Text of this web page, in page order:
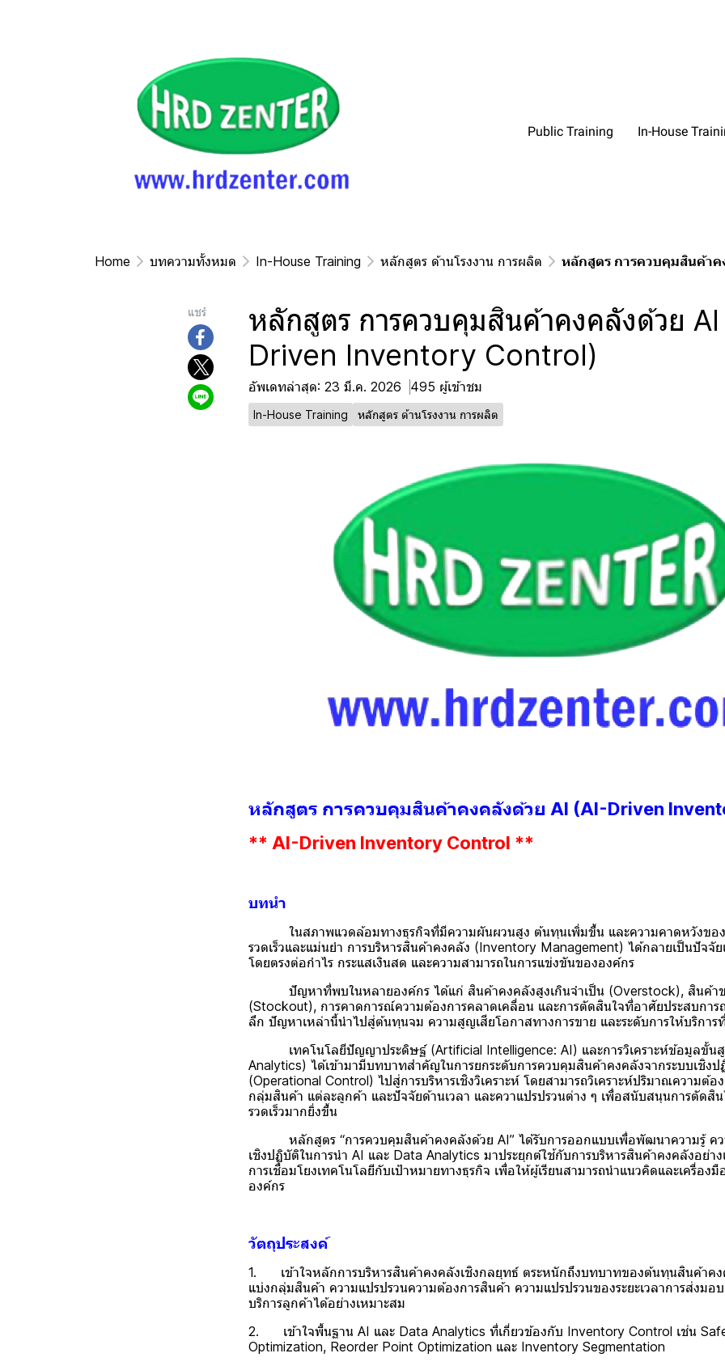
Public Training In-House
Home บทความทั้งหมด In-House Training หลักสูตร ด้านโรงงาน การผลิต หลักสูตร การควบคุมสินค้า
แชร์
หลักสูตร การควบคุมสินค้าคงคลังด้วย
Driven Inventory Control)
อัพเดทล่าสุด: 23 มี.ค. 2026 495 ผู้เข้าชม
In-House Training หลักสูตร ด้านโรงงาน การผลิต
หลักสูตร การควบคุมสินค้าคงคลังด้วย AI (AI-Driven
** AI-Driven Inventory Control **
บทนำ
ในสภาพแวดล้อมทางธุรกิจที่มีความผันผวนสูง ต้นทุนเพิ่มขึ้น และความคาดหวังของ
รวดเร็วและแม่นยำ การบริหารสินค้าคงคลัง (Inventory Management) ได้กลายเป็นปัจจั
โดยตรงต่อกำไร กระแสเงินสด และความสามารถในการแข่งขันขององค์กร
ปัญหาที่พบในหลายองค์กร ได้แก่ สินค้าคงคลังสูงเกินจำเป็น (Overstock), สินค้า
(Stockout), การคาดการณ์ความต้องการคลาดเคลื่อน และการตัดสินใจที่อาศัยประสบกา
ลึก ปัญหาเหล่านี้นำไปสู่ต้นทุนจม ความสูญเสียโอกาสทางการขาย และระดับการให้บริการ
เทคโนโลยีปัญญาประดิษฐ์ (Artificial Intelligence: AI) และการวิเคราะห์ข้อมูลขั้นสู
Analytics) ได้เข้ามามีบทบาทสำคัญในการยกระดับการควบคุมสินค้าคงคลังจากระบบเชิงป
(Operational Control) ไปสู่การบริหารเชิงวิเคราะห์ โดยสามารถวิเคราะห์ปริมาณความต้อ
กลุ่มสินค้า แต่ละลูกค้า และปัจจัยด้านเวลา และควาแปรปรวนต่าง ๆ เพื่อสนับสนุนการตัดสิ
รวดเร็วมากยิ่งขึ้น
หลักสูตร “การควบคุมสินค้าคงคลังด้วย AI” ได้รับการออกแบบเพื่อพัฒนาความรู้ คว
เชิงปฏิบัติในการนำ AI และ Data Analytics มาประยุกต์ใช้กับการบริหารสินค้าคงคลังอย่าง
การเชื่อมโยงเทคโนโลยีกับเป้าหมายทางธุรกิจ เพื่อให้ผู้เรียนสามารถนำแนวคิดและเครื่องมื
องค์กร
วัตถุประสงค์
1. เข้าใจหลักการบริหารสินค้าคงคลังเชิงกลยุทธ์ ตระหนักถึงบทบาทของต้นทุนสินค้าคง
แบ่งกลุ่มสินค้า ความแปรปรวนความต้องการสินค้า ความแปรปรวนของระยะเวลาการส่งมอ
บริการลูกค้าได้อย่างเหมาะสม
2. เข้าใจพื้นฐาน AI และ Data Analytics ที่เกี่ยวข้องกับ Inventory Control เช่น
Optimization, Reorder Point Optimization และ Inventory Segmentation